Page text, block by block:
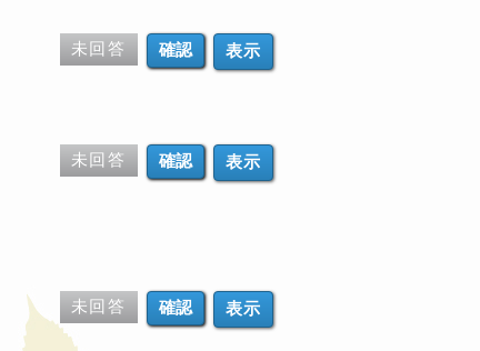
未回答 表示
未回答 表示
未回答 表示